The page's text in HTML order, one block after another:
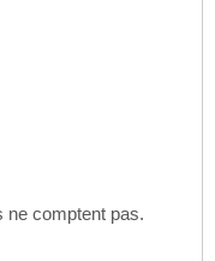
ne comptent pas.